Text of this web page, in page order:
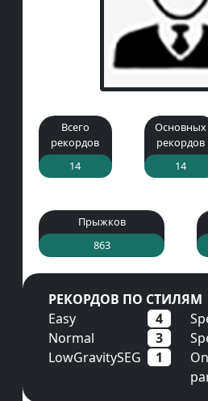
Всего
рекордов
14
Основных
рекордов
14
Прыжков
863
РЕКОРДОВ ПО СТИЛЯМ
Easy
4
Normal
3
LowGravitySEG
1